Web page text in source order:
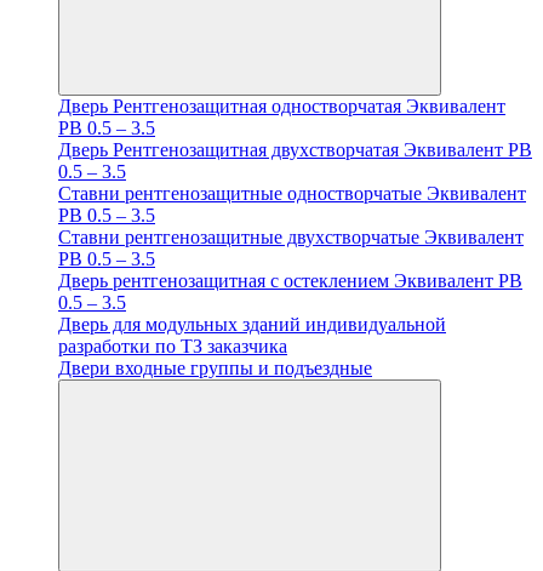
Дверь Рентгенозащитная одностворчатая Эквивалент
PB 0.5 – 3.5
Дверь Рентгенозащитная двухстворчатая Эквивалент PB
0.5 – 3.5
Ставни рентгенозащитные одностворчатые Эквивалент
PB 0.5 – 3.5
Ставни рентгенозащитные двухстворчатые Эквивалент
PB 0.5 – 3.5
Дверь рентгенозащитная с остеклением Эквивалент PB
0.5 – 3.5
Дверь для модульных зданий индивидуальной
разработки по ТЗ заказчика
Двери входные группы и подъездные